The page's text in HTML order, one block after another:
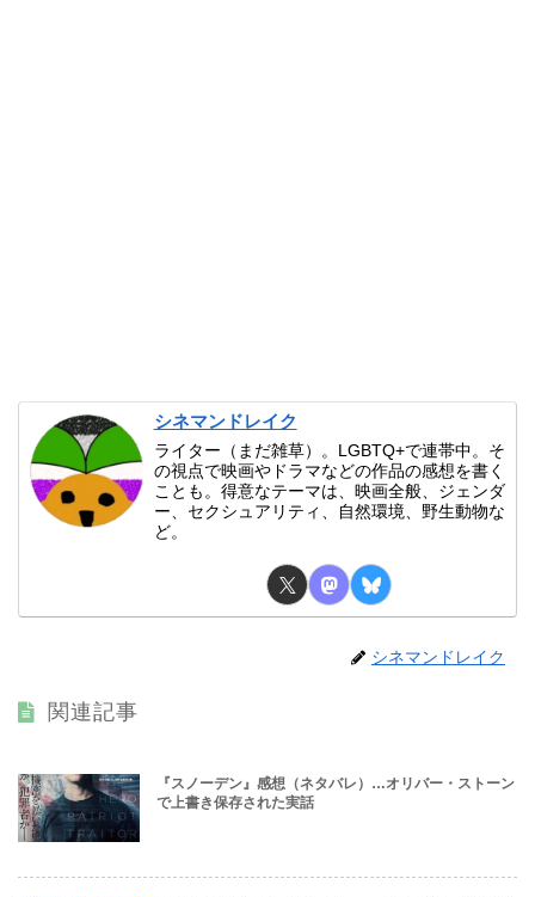
シネマンドレイク
ライター（まだ雑草）。LGBTQ+で連帯中。そ
の視点で映画やドラマなどの作品の感想を書く
ことも。得意なテーマは、映画全般、ジェンダ
ー、セクシュアリティ、自然環境、野生動物な
ど。
シネマンドレイク
関連記事
『スノーデン』感想（ネタバレ）…オリバー・ストーン
で上書き保存された実話